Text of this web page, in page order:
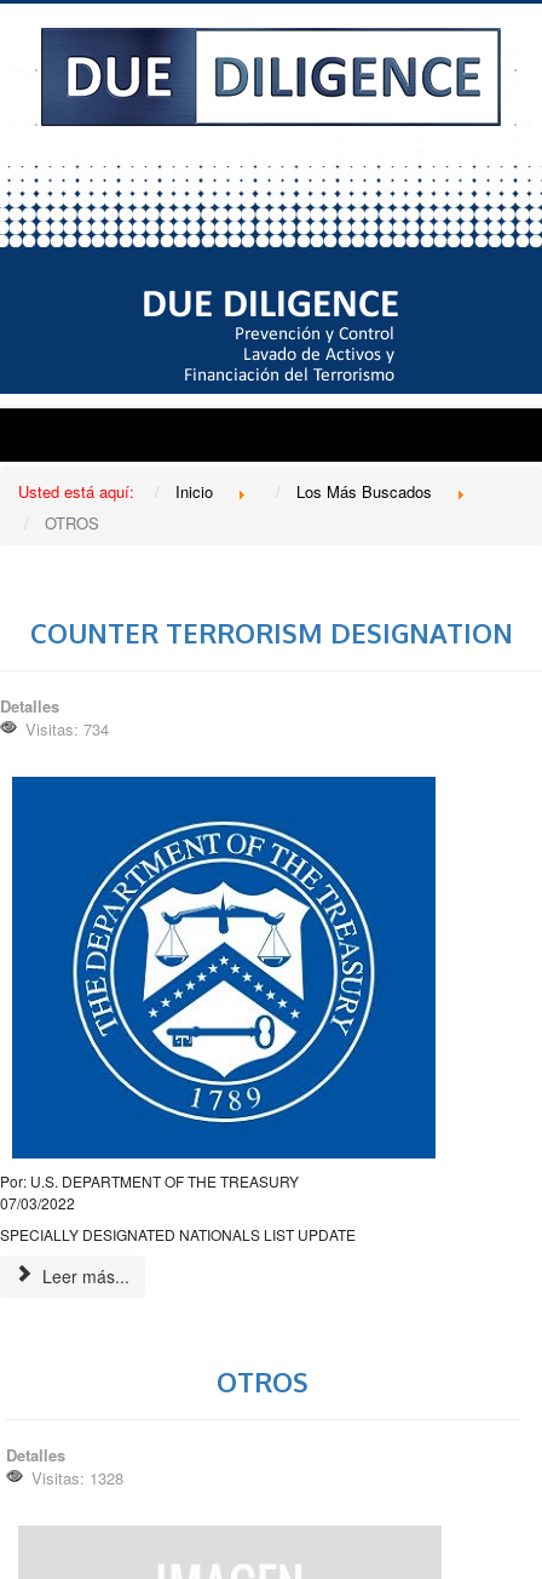
Usted está aquí: Inicio
Los Más Buscados
OTROS
COUNTER TERRORISM DESIGNATION
Detalles
Visitas: 734
Por: U.S. DEPARTMENT OF THE TREASURY
07/03/2022
SPECIALLY DESIGNATED NATIONALS LIST UPDATE
Leer más...
OTROS
Detalles
Visitas: 1328